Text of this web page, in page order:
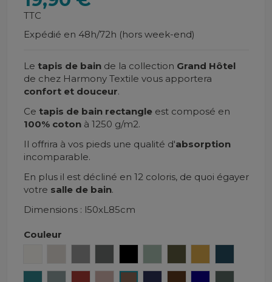
TTC
Expédié en 48h/72h (hors week-end)
Le tapis de bainde la collection Grand Hôtel
de chez Harmony Textile vous apportera
confort et douceur.
Ce tapis de bain rectangleest composé en
100% cotonà 1250 g/m2.
Il offrira à vos pieds une qualité d'absorption
incomparable.
En plus il est décliné en 12 coloris, de quoi égayer
votre salle de bain.
Dimensions : l50xL85cm
Couleur